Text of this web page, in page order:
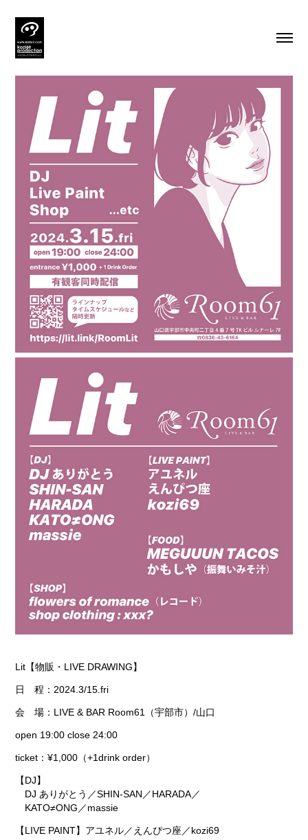
Lit【物販・LIVE DRAWING】
日 程：2024.3/15.fri
会 場：LIVE & BAR Room61（宇部市）/山口
open 19:00 close 24:00
ticket：¥1,000（+1drink order）
【DJ】
DJ ありがとう／SHIN-SAN／HARADA／
KATO≠ONG／massie
【LIVE PAINT】 アユネル／えんぴつ座／kozi69